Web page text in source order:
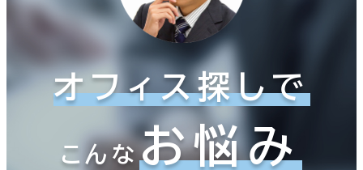
オフィス探しで
こんなお悩み